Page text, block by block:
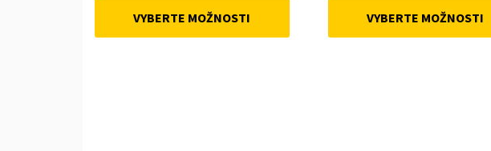
4
663Kč.
3
453Kč.
VYBERTE MOŽNOSTI
4
848,01Kč.
VYBERTE MOŽNOSTI